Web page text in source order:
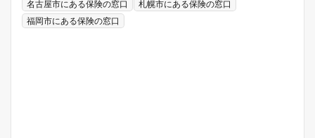
名古屋市にある保険の窓口
札幌市にある保険の窓口
福岡市にある保険の窓口